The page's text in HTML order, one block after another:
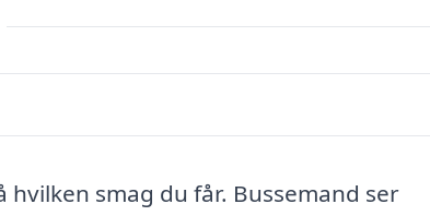
smag du får. Bussemand ser